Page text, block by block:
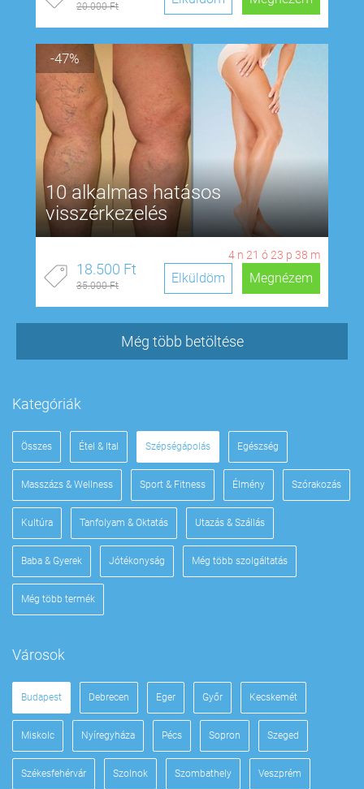
20.000 Ft
-47%
10 alkalmas hatásos
visszérkezelés
4 n 21 ó 23 p 38 m
18.500 Ft
35.000 Ft Megnézem
Elküldöm
Még több betöltése
Kategóriák
Összes Étel & Ital Szépségápolás Egészség
Masszázs & Wellness Sport & Fitness Élmény Szórakozás
Kultúra Tanfolyam & Oktatás Utazás & Szállás
Baba & Gyerek Jótékonyság Még több szolgáltatás
Még több termék
Városok
Budapest Debrecen Eger Győr Kecskemét
Miskolc Nyíregyháza Pécs Sopron Szeged
Székesfehérvár Szolnok Szombathely Veszprém